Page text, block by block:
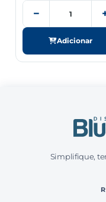
−
Adicionar
Simplifique,